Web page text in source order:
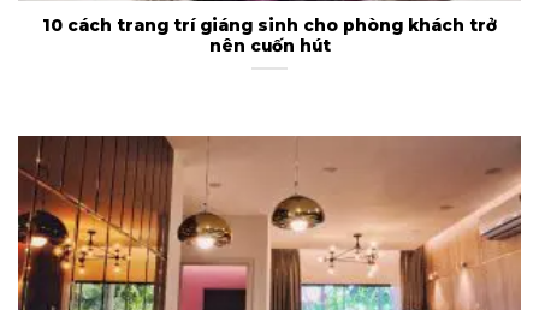
10 cách trang trí giáng sinh cho phòng khách trở
nên cuốn hút